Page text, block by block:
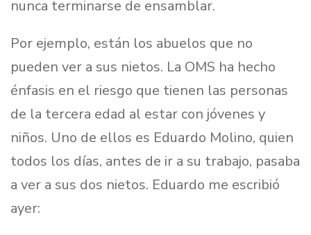
nunca terminarse de ensamblar.
Por ejemplo, están los abuelos que no
pueden ver a sus nietos. La OMS ha hecho
énfasis en el riesgo que tienen las personas
de la tercera edad al estar con jóvenes y
niños. Uno de ellos es Eduardo Molino, quien
todos los días, antes de ir a su trabajo, pasaba
a ver a sus dos nietos. Eduardo me escribió
ayer: